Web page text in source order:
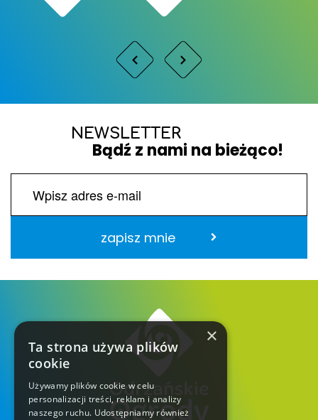
NEWSLETTER
Bądź z nami na bieżąco!
zapisz mnie
×
Ta strona używa plików
cookie
Używamy plików cookie w celu
personalizacji treści, reklam i analizy
naszego ruchu. Udostępniamy również